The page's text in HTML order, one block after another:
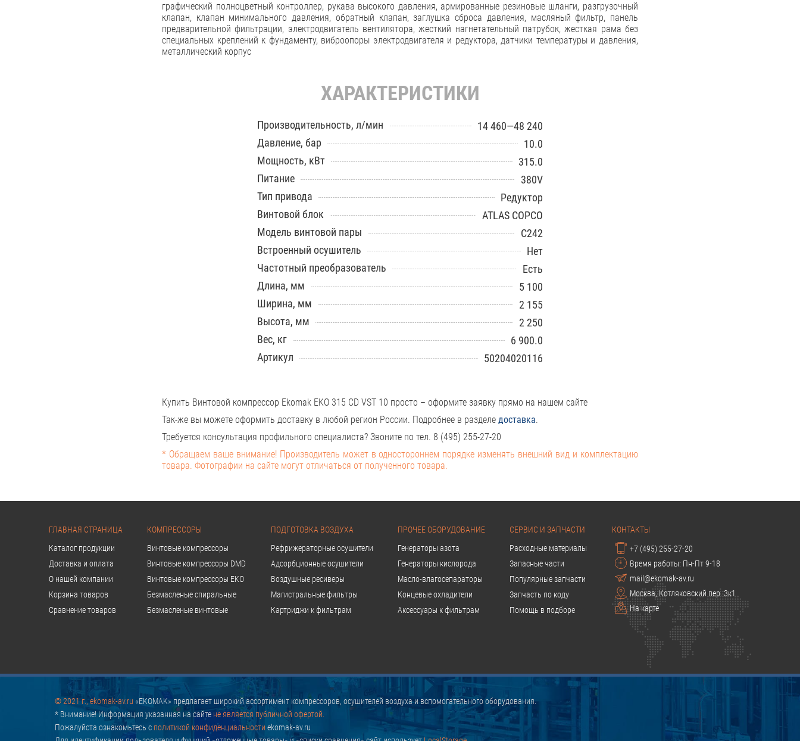
графический полноцветный контроллер, рукава высокого давления, армированные резиновые шланги, разгрузочный
клапан, клапан минимального давления, обратный клапан, заглушка сброса давления, масляный фильтр, панель
предварительной фильтрации, электродвигатель вентилятора, жесткий нагнетательный патрубок, жесткая рама без
специальных креплений к фундаменту, виброопоры электродвигателя и редуктора, датчики температуры и давления,
металлический корпус
ХАРАКТЕРИСТИКИ
Производительность, л/мин
14 460—48 240
Давление, бар
10.0
Мощность, кВт
315.0
Питание
380V
Тип привода
Редуктор
Винтовой блок
ATLAS COPCO
Модель винтовой пары
C242
Встроенный осушитель
Нет
Частотный преобразователь
Есть
Длина, мм
5 100
Ширина, мм
2 155
Высота, мм
2 250
Вес, кг
6 900.0
Артикул
50204020116
Купить Винтовой компрессор Ekomak EKO 315 CD VST 10 просто – оформите заявку прямо на нашем сайте
Так-же вы можете оформить доставку в любой регион России. Подробнее в разделе доставка.
Требуется консультация профильного специалиста? Звоните по тел. 8 (495) 255-27-20
* Обращаем ваше внимание! Производитель может в одностороннем порядке изменять внешний вид и комплектацию
товара. Фотографии на сайте могут отличаться от полученного товара.
ГЛАВНАЯ СТРАНИЦА
Каталог продукции
Доставка и оплата
О нашей компании
Корзина товаров
Сравнение товаров
КОМПРЕССОРЫ
Винтовые компрессоры
Винтовые компрессоры DMD
Винтовые компрессоры EKO
Безмасленые спиральные
Безмасленые винтовые
ПОДГОТОВКА ВОЗДУХА
Рефрижераторные осушители
Адсорбционные осушители
Воздушные ресиверы
Магистральные фильтры
Картриджи к фильтрам
ПРОЧЕЕ ОБОРУДОВАНИЕ
Генераторы азота
Генераторы кислорода
Масло-влагосепараторы
Концевые охладители
Аксессуары к фильтрам
СЕРВИС И ЗАПЧАСТИ
Расходные материалы
Запасные части
Популярные запчасти
Запчасть по коду
Помощь в подборе
КОНТАКТЫ
+7 (495) 255-27-20
Время работы: Пн-Пт 9-18
mail@ekomak-av.ru
Москва, Котляковский пер. 3к1
На карте
© 2021 г., ekomak-av.ru «EKOMAK» предлагает широкий ассортимент компрессоров, осушителей воздуха и вспомогательного оборудования.
* Внимание! Информация указанная на сайте не является публичной офертой.
Пожалуйста ознакомьтесь с политикой конфиденциальности ekomak-av.ru